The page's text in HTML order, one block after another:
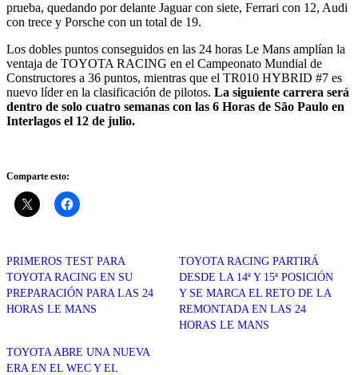
prueba, quedando por delante Jaguar con siete, Ferrari con 12, Audi
con trece y Porsche con un total de 19.
Los dobles puntos conseguidos en las 24 horas Le Mans amplían la
ventaja de TOYOTA RACING en el Campeonato Mundial de
Constructores a 36 puntos, mientras que el TR010 HYBRID #7 es
nuevo líder en la clasificación de pilotos. La siguiente carrera será
dentro de solo cuatro semanas con las 6 Horas de São Paulo en
Interlagos el 12 de julio.
Comparte esto:
PRIMEROS TEST PARA
TOYOTA RACING EN SU
PREPARACIÓN PARA LAS 24
HORAS LE MANS
TOYOTA RACING PARTIRÁ
DESDE LA 14ª Y 15ª POSICIÓN
Y SE MARCA EL RETO DE LA
REMONTADA EN LAS 24
HORAS LE MANS
TOYOTA ABRE UNA NUEVA
ERA EN EL WEC Y EL